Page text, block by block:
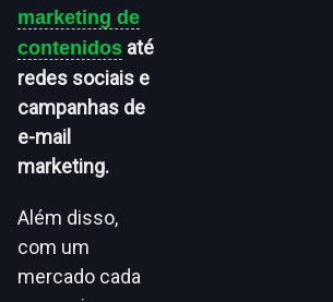
marketing de
contenidos até
redes sociais e
campanhas de
e-mail
marketing.
Além disso,
com um
mercado cada